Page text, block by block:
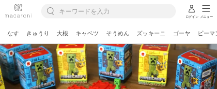
ログイン メニュー
なす きゅうり 大根 キャベツ そうめん ズッキーニ ゴーヤ ピーマ